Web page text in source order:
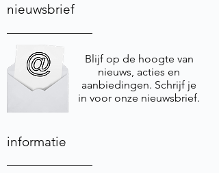
nieuwsbrief
Blijf op de hoogte van
nieuws, acties en
aanbiedingen. Schrijf je
in voor onze nieuwsbrief.
informatie